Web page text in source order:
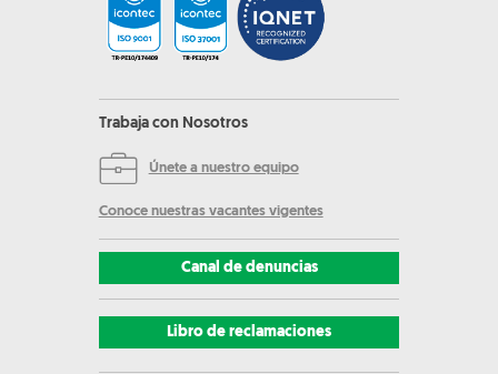
Trabaja con Nosotros
Únete a nuestro equipo
Conoce nuestras vacantes vigentes
Canal de denuncias
Libro de reclamaciones